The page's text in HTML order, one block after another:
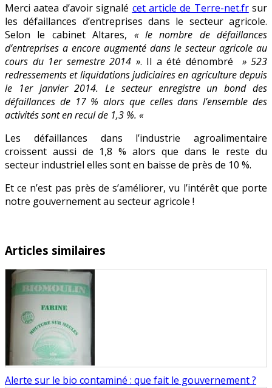
les
défaillances
d’entreprises
augmentent
Merci aatea d’avoir signalé cet article de Terre-net.frsur
les défaillances d’entreprises dans le secteur agricole.
Selon le cabinet Altares, « le nombre de défaillances
d’entreprises a encore augmenté dans le secteur agricole au
cours du 1er semestre 2014 ». Il a été dénombré
» 523
redressements et liquidations judiciaires en agriculture depuis
le 1er janvier 2014. Le secteur enregistre un bond des
défaillances de 17 % alors que celles dans l’ensemble des
activités sont en recul de 1,3 %. «
Les défaillances dans l’industrie agroalimentaire
croissent aussi de 1,8 % alors que dans le reste du
secteur industriel elles sont en baisse de près de 10 %.
Et ce n’est pas près de s’améliorer, vu l’intérêt que porte
notre gouvernement au secteur agricole !
Articles similaires
Alerte sur le bio contaminé : que fait le gouvernement ?